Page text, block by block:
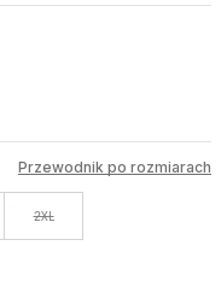
Przewodnik po rozmiarach
2XL